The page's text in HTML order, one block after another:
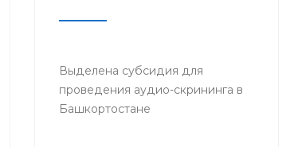
Выделена субсидия для
проведения аудио-скрининга в
Башкортостане